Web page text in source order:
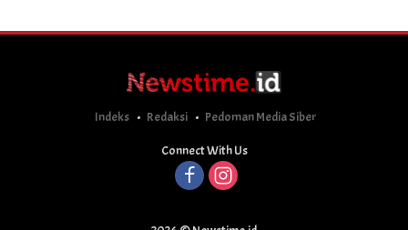
Indeks Redaksi Pedoman Media Siber
Connect With Us